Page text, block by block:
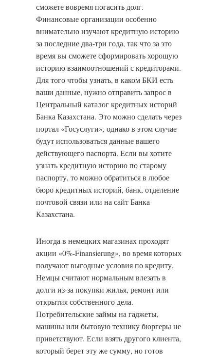
сможете вовремя погасить долг.
Финансовые организации особенно
внимательно изучают кредитную историю
за последние два-три года, так что за это
время вы сможете сформировать хорошую
историю взаимоотношений с кредиторами.
Для того чтобы узнать, в каком БКИ есть
ваши данные, нужно отправить запрос в
Центральный каталог кредитных историй
Банка Казахстана. Это можно сделать через
портал «Госуслуги», однако в этом случае
будут использоваться данные вашего
действующего паспорта. Если вы хотите
узнать кредитную историю по старому
паспорту, то можно обратиться в любое
бюро кредитных историй, банк, отделение
почтовой связи или на сайт Банка
Казахстана.
Иногда в немецких магазинах проходят
акции «0%-Finansierung», во время которых
получают выгодные условия по кредиту.
Немцы считают нормальным влезать в
долги из-за покупки жилья, ремонт или
открытия собственного дела.
Потребительские займы на гаджеты,
машины или бытовую технику бюргеры не
приветствуют. Если взять другого клиента,
который берет эту же сумму, но готов